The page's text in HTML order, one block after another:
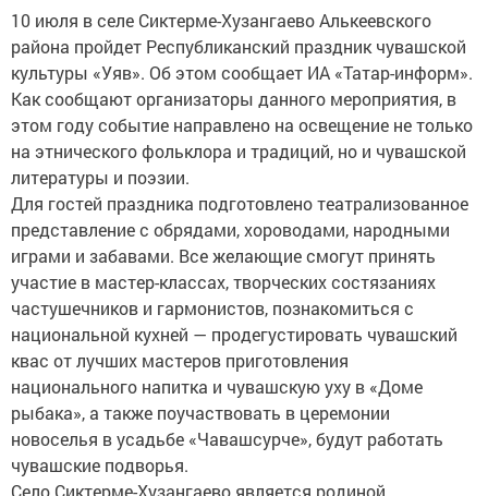
10 июля в селе Сиктерме-Хузангаево Алькеевского
района пройдет Республиканский праздник чувашской
культуры «Уяв». Об этом сообщает ИА «Татар-информ».
Как сообщают организаторы данного мероприятия, в
этом году событие направлено на освещение не только
на этнического фольклора и традиций, но и чувашской
литературы и поэзии.
Для гостей праздника подготовлено театрализованное
представление с обрядами, хороводами, народными
играми и забавами. Все желающие смогут принять
участие в мастер-классах, творческих состязаниях
частушечников и гармонистов, познакомиться с
национальной кухней — продегустировать чувашский
квас от лучших мастеров приготовления
национального напитка и чувашскую уху в «Доме
рыбака», а также поучаствовать в церемонии
новоселья в усадьбе «Чавашсурче», будут работать
чувашские подворья.